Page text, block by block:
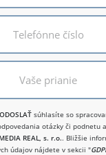
súhlasíte so
otázky či podnetu
MEDIA REAL, s. r.o.. Bližšie
údajov nájdete v sekcii "